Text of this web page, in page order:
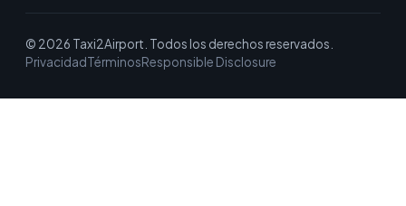
© 2026 Taxi2Airport. Todos los derechos reservados.
PrivacidadTérminosResponsible Disclosure